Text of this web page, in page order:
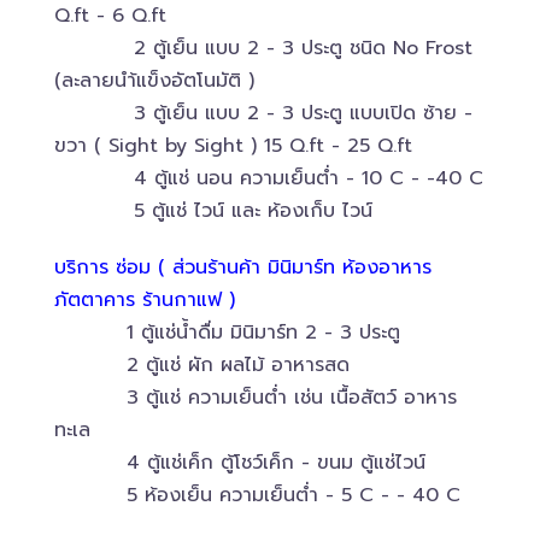
Q.ft - 6 Q.ft
2 ตู้เย็น แบบ 2 - 3 ประตู ชนิด No Frost
(ละลายนำ้แข็งอัตโนมัติ )
3 ตู้เย็น แบบ 2 - 3 ประตู แบบเปิด ซ้าย -
ขวา ( Sight by Sight ) 15 Q.ft - 25 Q.ft
4 ตู้แช่ นอน ความเย็นต่ำ - 10 C - -40 C
5 ตู้แช่ ไวน์ และ ห้องเก็บ ไวน์
บริการ ซ่อม ( ส่วนร้านค้า มินิมาร์ท ห้องอาหาร
ภัตตาคาร ร้านกาแฟ )
1 ตู้แช่น้ำดื่ม มินิมาร์ท 2 - 3 ประตู
2 ตู้แช่ ผัก ผลไม้ อาหารสด
3 ตู้แช่ ความเย็นต่ำ เช่น เนื้อสัตว์ อาหาร
ทะเล
4 ตู้แช่เค็ก ตู้โชว์เค็ก - ขนม ตู้แช่ไวน์
5 ห้องเย็น ความเย็นต่ำ - 5 C - - 40 C